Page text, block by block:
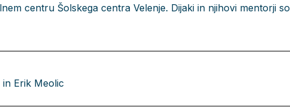
centru Šolskega centra Velenje. Dijaki in njihovi mentorji so
in Erik Meolic